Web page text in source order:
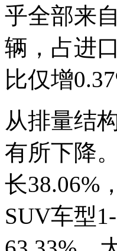
乎全部来自
辆，占进
比仅增
从排量结
有所下降
长38.06%
SUV车型